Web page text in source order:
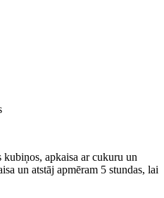
apkaisa ar cukuru un
un atstāj apmēram 5 stundas, lai